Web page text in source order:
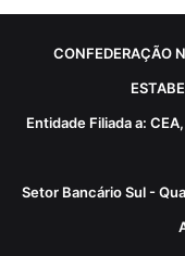
CONFEDERAÇÃO
Entidade Filiada a:
Setor Bancário Sul -